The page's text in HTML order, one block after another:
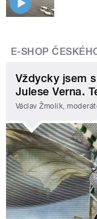
E-SHOP
Vždycky jsem
Julese Verna.
Václav Žmolík,